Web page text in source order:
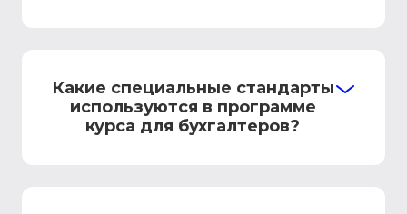
Какие специальные стандарты
используются в программе
курса для бухгалтеров?